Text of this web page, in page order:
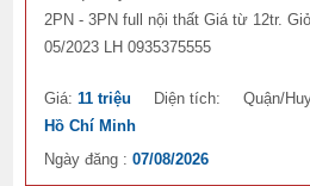
2PN - 3PN full nội thất Giá từ 12tr.
05/2023 LH 0935375555
Giá:11 triệu Diện tích: Quận/
Hồ Chí Minh
Ngày đăng :07/08/2026